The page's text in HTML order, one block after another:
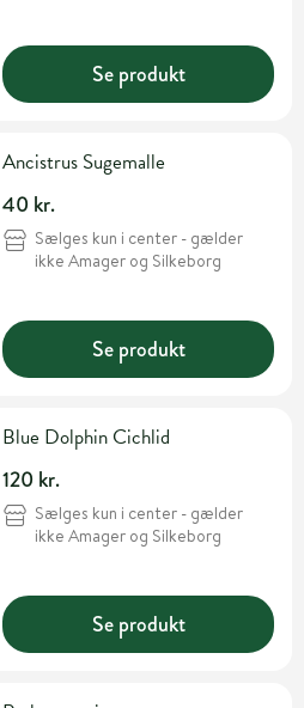
Se produkt
Ancistrus Sugemalle
40 kr.
Sælges kun i center - gælder
ikke Amager og Silkeborg
Se produkt
Blue Dolphin Cichlid
120 kr.
Sælges kun i center - gælder
ikke Amager og Silkeborg
Se produkt